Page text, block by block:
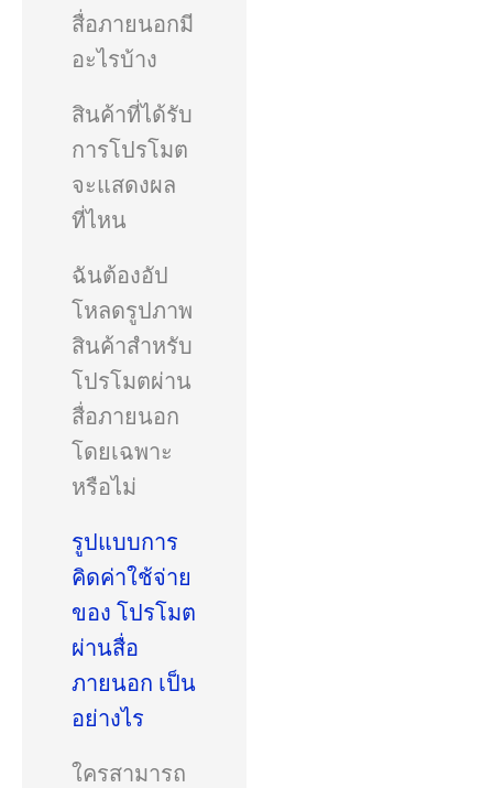
สื่อภายนอกมี
อะไรบ้าง
สินค้าที่ได้รับ
การโปรโมต
จะแสดงผล
ที่ไหน
ฉันต้องอัป
โหลดรูปภาพ
สินค้าสำหรับ
โปรโมตผ่าน
สื่อภายนอก
โดยเฉพาะ
หรือไม่
รูปแบบการ
คิดค่าใช้จ่าย
ของ โปรโมต
ผ่านสื่อ
ภายนอก เป็น
อย่างไร
ใครสามารถ